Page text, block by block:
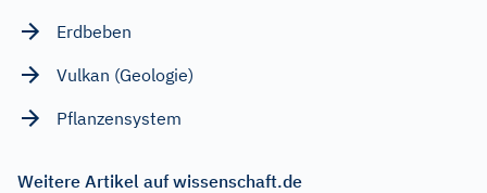
Erdbeben
Vulkan (Geologie)
Pflanzensystem
Weitere Artikel auf wissenschaft.de